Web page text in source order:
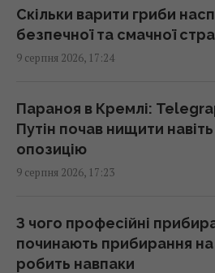
Метеозалежність – це не
розповіла про вплив
людей
Генріх VIII буквально жив
причина була далеко не
16:42 неділя, 09 серпня 2026
Атаки на Wildberries
проблеми для економіки
розкрили деталі
Скільки варити гриби
безпечної та смачної
9 серпня 2026, 17:24
Параноя в Кремлі:
Путін почав нищити
опозицію
9 серпня 2026, 17:23
З чого професійні
починають прибирання на
робить навпаки